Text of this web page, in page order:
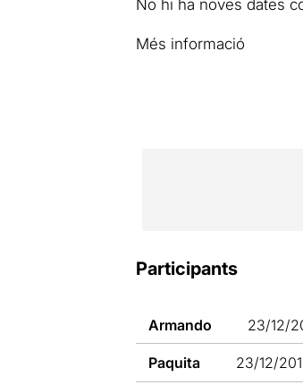
No hi ha noves dates
Més informació
Participants
Armando 23/12/
Paquita 23/12/